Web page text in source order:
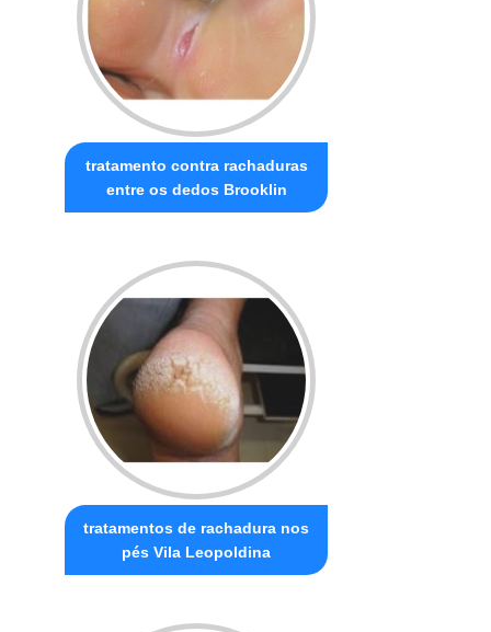
tratamento contra rachaduras
entre os dedos Brooklin
tratamentos de rachadura nos
pés Vila Leopoldina